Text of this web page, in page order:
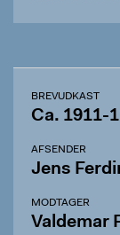
BREVUDKAST
Ca. 1911-
AFSENDER
Jens
MODTAGER
Valdemar